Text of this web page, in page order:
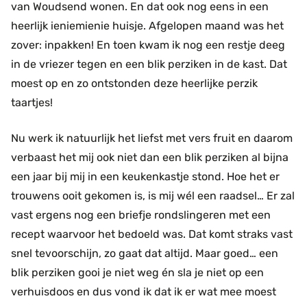
van Woudsend wonen. En dat ook nog eens in een
heerlijk ieniemienie huisje. Afgelopen maand was het
zover: inpakken! En toen kwam ik nog een restje deeg
in de vriezer tegen en een blik perziken in de kast. Dat
moest op en zo ontstonden deze heerlijke perzik
taartjes!
Nu werk ik natuurlijk het liefst met vers fruit en daarom
verbaast het mij ook niet dan een blik perziken al bijna
een jaar bij mij in een keukenkastje stond. Hoe het er
trouwens ooit gekomen is, is mij wél een raadsel… Er zal
vast ergens nog een briefje rondslingeren met een
recept waarvoor het bedoeld was. Dat komt straks vast
snel tevoorschijn, zo gaat dat altijd. Maar goed… een
blik perziken gooi je niet weg én sla je niet op een
verhuisdoos en dus vond ik dat ik er wat mee moest